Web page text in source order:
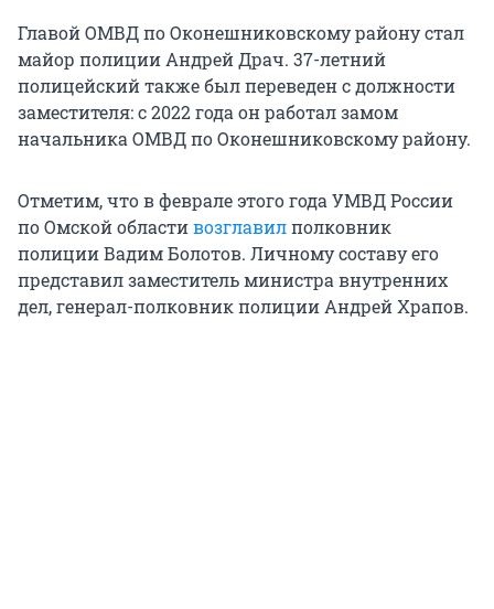
Главой ОМВД по Оконешниковскому району стал
майор полиции Андрей Драч. 37-летний
полицейский также был переведен с должности
заместителя: с 2022 года он работал замом
начальника ОМВД по Оконешниковскому району.
Отметим, что в феврале этого года УМВД России
по Омской областивозглавилполковник
полиции Вадим Болотов. Личному составу его
представил заместитель министра внутренних
дел, генерал-полковник полиции Андрей Храпов.